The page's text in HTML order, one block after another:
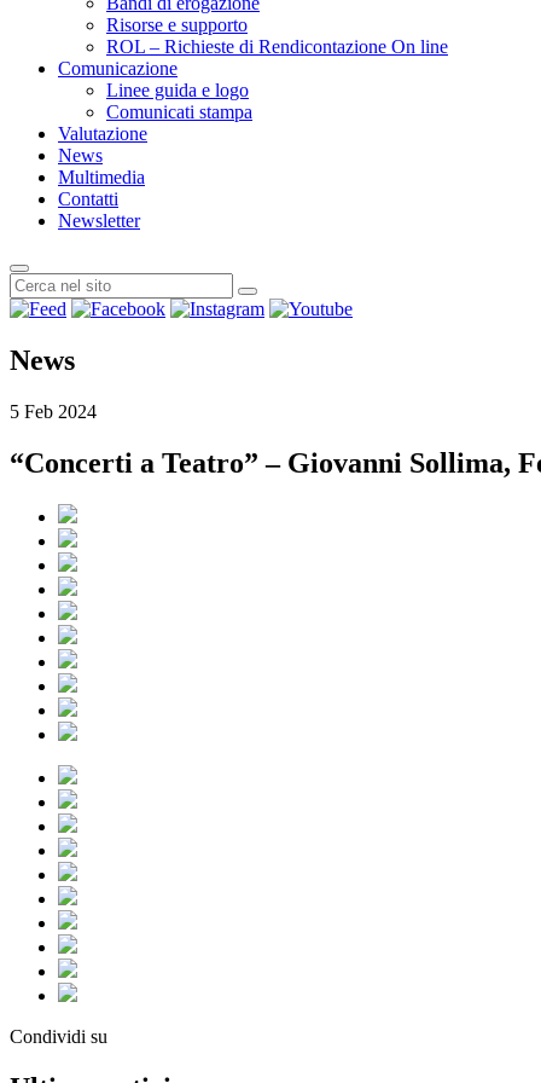
Risorse e supporto
ROL – Richieste di Rendicontazione On line
Comunicazione
Linee guida e logo
Comunicati stampa
Valutazione
News
Multimedia
Contatti
Newsletter
News
5 Feb 2024
“Concerti a Teatro” – Giovanni Sollima,
Condividi su